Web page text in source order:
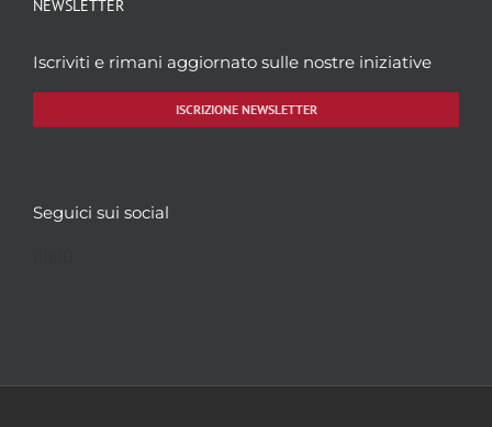
NEWSLETTER
Iscriviti e rimani aggiornato sulle nostre iniziative
ISCRIZIONE NEWSLETTER
Seguici sui social